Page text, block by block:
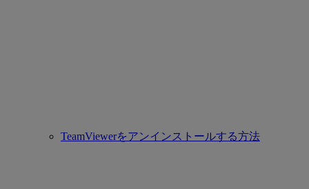
TeamViewerをアンインストールする方法